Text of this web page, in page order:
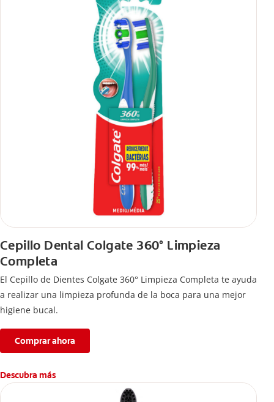
Cepillo Dental Colgate 360° Limpieza
Completa
El Cepillo de Dientes Colgate 360° Limpieza Completa te ayuda
a realizar una limpieza profunda de la boca para una mejor
higiene bucal.
Comprar ahora
Descubra más